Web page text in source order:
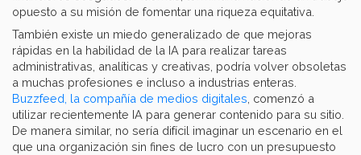
opuesto a su misión de fomentar una riqueza equitativa.
También existe un miedo generalizado de que mejoras
rápidas en la habilidad de la IA para realizar tareas
administrativas, analíticas y creativas, podría volver obsoletas
a muchas profesiones e incluso a industrias enteras.
Buzzfeed, la compañía de medios digitales , comenzó a
utilizar recientemente IA para generar contenido para su sitio.
De manera similar, no sería difícil imaginar un escenario en el
que una organización sin fines de lucro con un presupuesto